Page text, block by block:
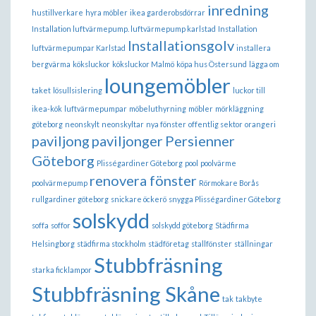
hustillverkare hyra möbler ikea garderobsdörrar inredning
Installation luftvärmepump. luftvärmepump karlstad Installation
luftvärmepumpar Karlstad Installationsgolv installera
bergvärma köksluckor köksluckor Malmö köpa hus Östersund lägga om
taket lösullsislering loungemöbler luckor till
ikea-kök luftvärmepumpar möbeluthyrning möbler mörkläggning
göteborg neonskylt neonskyltar nya fönster offentlig sektor orangeri
paviljong paviljonger Persienner
Göteborg Plisségardiner Göteborg pool poolvärme
poolvärmepump renovera fönster Rörmokare Borås
rullgardiner göteborg snickare öckerö snygga Plisségardiner Göteborg
soffa soffor solskydd solskydd göteborg Städfirma
Helsingborg städfirma stockholm städföretag stallfönster ställningar
starka ficklampor Stubbfräsning
Stubbfräsning Skåne tak takbyte